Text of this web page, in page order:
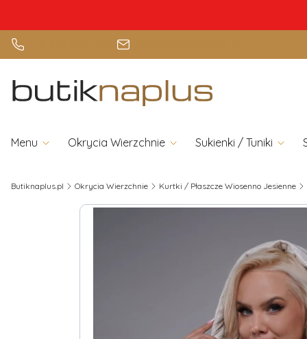
Menu Okrycia Wierzchnie Sukienki / Tuniki
Butiknaplus.pl Okrycia Wierzchnie Kurtki / Płaszcze Wiosenno Jesienne